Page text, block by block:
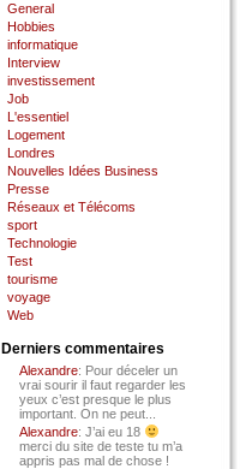
General
Hobbies
informatique
Interview
investissement
Job
L'essentiel
Logement
Londres
Nouvelles Idées Business
Presse
Réseaux et Télécoms
sport
Technologie
Test
tourisme
voyage
Web
Derniers commentaires
Alexandre: Pour déceler un
vrai sourir il faut regarder les
yeux c’est presque le plus
important. On ne peut...
Alexandre: J’ai eu 18
merci du site de teste tu m’a
appris pas mal de chose !